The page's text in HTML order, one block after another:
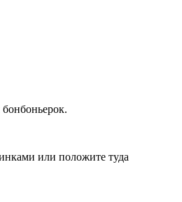
или положите туда